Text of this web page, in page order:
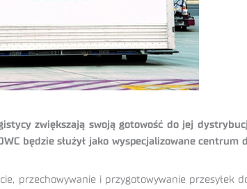
zwiększają swoją gotowość do jej
będzie służył jako wyspecjalizowane
przechowywanie i przygotowywanie przesyłek